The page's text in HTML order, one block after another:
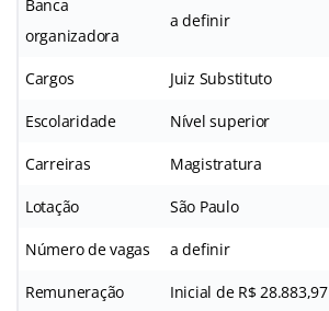
Banca
organizadora
a definir
Cargos Juiz Substituto
Escolaridade Nível superior
Carreiras Magistratura
Lotação São Paulo
Número de vagas a definir
Remuneração Inicial de R$ 28.883,97